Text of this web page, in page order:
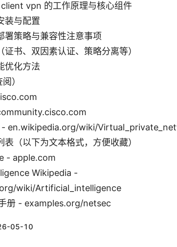
vpn 的工作原理与核心组件
装与配置
署策略与兼容性注意事项
书、双因素认证、策略分离等）
优化方法
）
- en.wikipedia.org/wiki/
（以下为文本格式，方便收藏）
- apple.com
Wikipedia -
wiki/Artificial_intelligence
册 - examples.org/netsec
05-10